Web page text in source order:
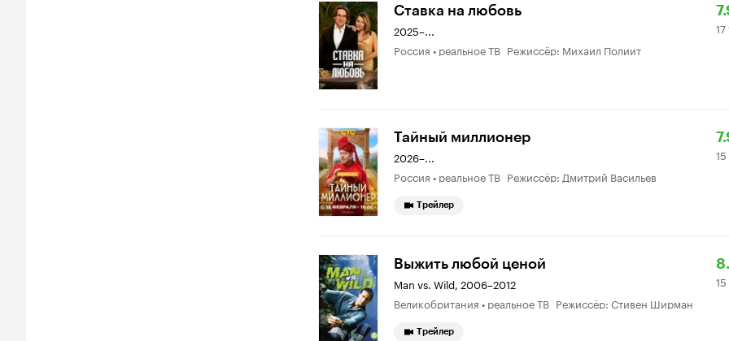
Ставка на любовь
2025–...
Россия • реальное ТВ Режиссёр: Михаил Полиит
17
Тайный миллионер
2026–...
Россия • реальное ТВ Режиссёр: Дмитрий Васильев
15
Трейлер
Выжить любой ценой
Man vs. Wild, 2006–2012
Великобритания • реальное ТВ Режиссёр: Стивен Ширман
15
Трейлер